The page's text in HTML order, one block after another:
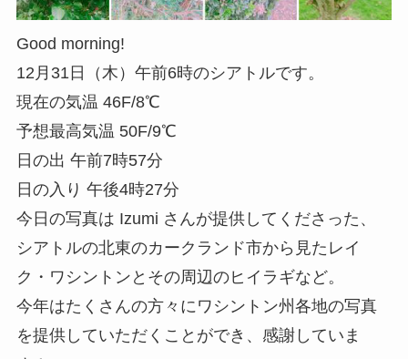
Good morning!
12月31日（木）午前6時のシアトルです。
現在の気温 46F/8℃
予想最高気温 50F/9℃
日の出 午前7時57分
日の入り 午後4時27分
今日の写真は Izumi さんが提供してくださった、
シアトルの北東のカークランド市から見たレイ
ク・ワシントンとその周辺のヒイラギなど。
今年はたくさんの方々にワシントン州各地の写真
を提供していただくことができ、感謝していま